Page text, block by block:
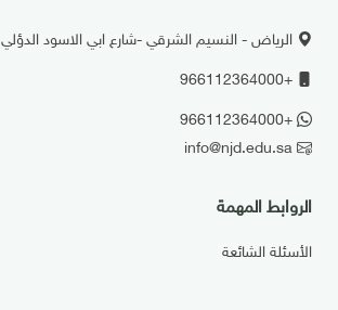
الرياض - النسيم الشرقي -شارع ابي الاسود الدؤلي
+966112364000
+966112364000
info@njd.edu.sa
الروابط المهمة
الأسئلة الشائعة